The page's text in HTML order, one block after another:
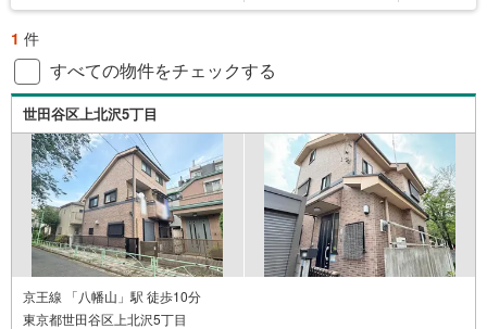
1 件
すべての物件をチェックする
世田谷区上北沢5丁目
京王線 「八幡山」駅 徒歩10分
東京都世田谷区上北沢5丁目